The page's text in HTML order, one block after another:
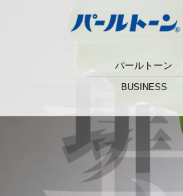
パールトーン
BUSINESS